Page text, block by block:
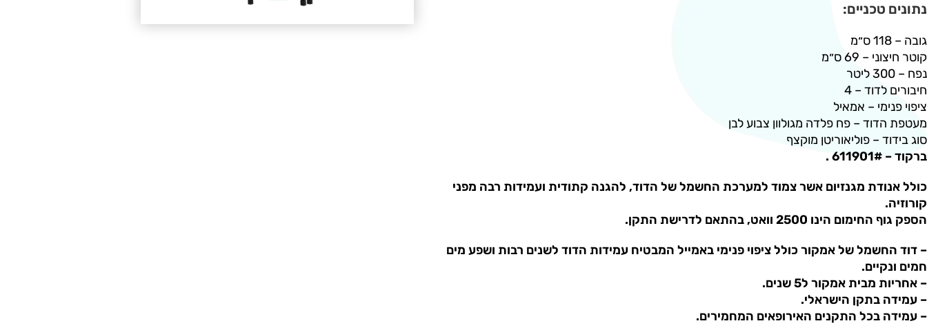
נתונים טכניים:
גובה – 118 ס״מ
קוטר חיצוני – 69 ס״מ
נפח – 300 ליטר
חיבורים לדוד – 4
ציפוי פנימי – אמאיל
מעטפת הדוד – פח פלדה מגולוון צבוע לבן
סוג בידוד – פוליאוריטן מוקצף
ברקוד – 611901# .
כולל אנודת מגנזיום אשר צמוד למערכת החשמל של הדוד, להגנה קתודית ועמידות רבה מפני
קורוזיה.
הספק גוף החימום הינו 2500 וואט, בהתאם לדרישת התקן.
– דוד החשמל של אמקור כולל ציפוי פנימי באמייל המבטיח עמידות הדוד לשנים רבות ושפע מים
חמים ונקיים.
– אחריות מבית אמקור ל5 שנים.
– עמידה בתקן הישראלי.
– עמידה בכל התקנים האירופאים המחמירים.